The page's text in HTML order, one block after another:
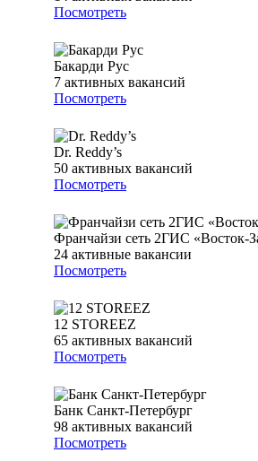
Посмотреть
Бакарди Рус
7 активных вакансий
Посмотреть
Dr. Reddy’s
50 активных вакансий
Посмотреть
Франчайзи сеть 2ГИС «Восток-
24 активные вакансии
Посмотреть
12 STOREEZ
65 активных вакансий
Посмотреть
Банк Санкт-Петербург
98 активных вакансий
Посмотреть